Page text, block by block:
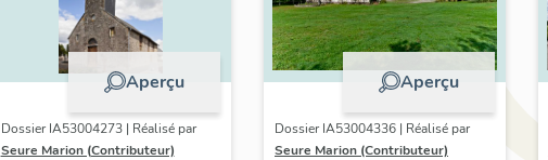
Aperçu
Dossier IA53004273 | Réalisé par
Seure Marion (Contributeur)
Aperçu
Dossier IA53004336 | Réalisé par
Seure Marion (Contributeur)